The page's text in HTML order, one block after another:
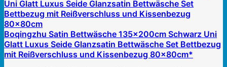
Boqingzhu Satin Bettwäsche 135x200cm Schwarz Uni
Glatt Luxus Seide Glanzsatin Bettwäsche Set Bettbezug
mit Reißverschluss und Kissenbezug 80x80cm*